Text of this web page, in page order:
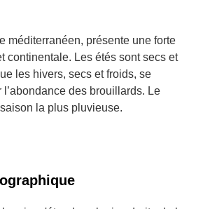
méditerranéen, présente une forte
continentale. Les étés sont secs et
les hivers, secs et froids, se
l’abondance des brouillards. Le
la plus pluvieuse.